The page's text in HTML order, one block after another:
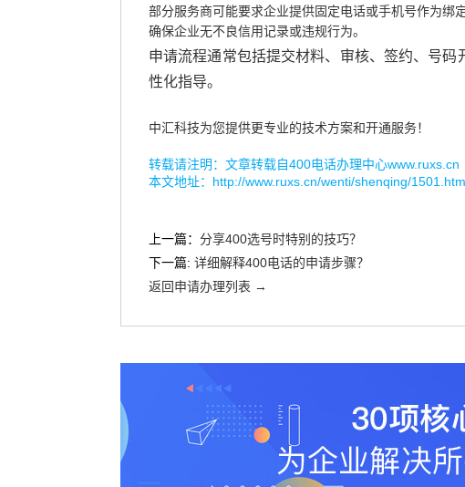
部分服务商可能要求企业提供固定电话或手机号作为绑定
确保企业无不良信用记录或违规行为。
申请流程通常包括提交材料、审核、签约、号
性化指导。
中汇科技为您提供更专业的技术方案和开通服务！
转载请注明：文章转载自400电话办理中心www.ruxs.cn
本文地址： http://www.ruxs.cn/wenti/shenqing/
上一篇： 分享400选号时特别的技巧？
下一篇: 详细解释400电话的申请步骤？
返回申请办理列表 →